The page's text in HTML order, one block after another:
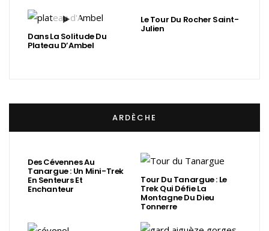
Dans La Solitude Du
Plateau D’Ambel
Le Tour Du Rocher Saint-
Julien
ARDÈCHE
Des Cévennes Au
Tanargue : Un Mini-Trek
En Senteurs Et
Enchanteur
Tour Du Tanargue : Le
Trek Qui Défie La
Montagne Du Dieu
Tonnerre